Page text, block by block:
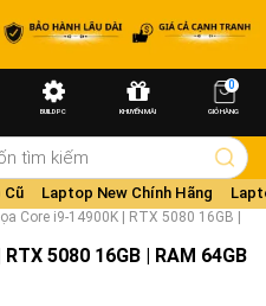
BUILD PC KHUYẾN MÃI
0
GIỎ HÀNG
Cũ Laptop New Chính Hãng
Core i9-14900K | RTX 5080 16GB |
5080 16GB | RAM 64GB